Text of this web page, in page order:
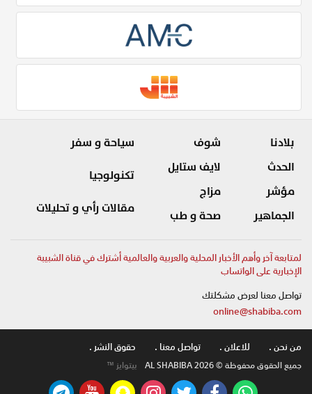
بلادنا
الحدث
مؤشر
الجماهير
شوف
لايف ستايل
مزاج
صحة و طب
سياحة و سفر
تكنولوجيا
مقالات رأي و تحليلات
لمتابعة آخر وأهم الأخبار المحلية والعربية والعالمية أشترك في قناة الشبيبة
الإخبارية على الواتساب
تواصل معنا لعرض مشكلتك
online@shabiba.com
من نحن .
للاعلان . تواصل معنا . حقوق النشر .
جميع الحقوق محفوظة © AL SHABIBA 2026 بيتوايز ™